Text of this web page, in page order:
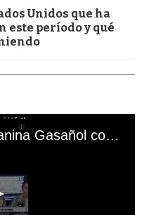
Unidos que ha
este período y qué
El mal momento de Yanina Gasañol con un hincha argentino en "Subrayado"